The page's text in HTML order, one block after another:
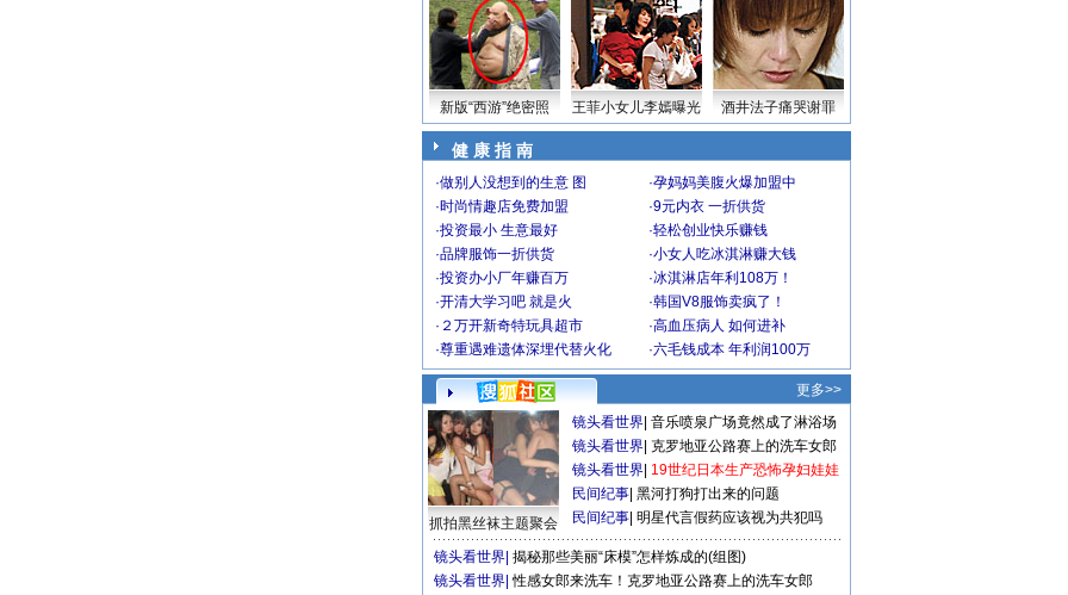
式
新版“西游”绝密照 王菲小女儿李嫣曝光 酒井法子痛哭谢罪
健 康 指 南
·做别人没想到的生意 图 ·孕妈妈美腹火爆加盟中
·时尚情趣店免费加盟 ·9元内衣 一折供货
·投资最小 生意最好 ·轻松创业快乐赚钱
·品牌服饰一折供货 ·小女人吃冰淇淋赚大钱
·投资办小厂年赚百万 ·冰淇淋店年利108万！
·开清大学习吧 就是火 ·韩国V8服饰卖疯了！
· ２万开新奇特玩具超市 ·高血压病人 如何进补
·尊重遇难遗体深埋代替火化 ·六毛钱成本 年利润100万
更多>>
抓拍黑丝袜主题聚会
镜头看世界 音乐喷泉广场竟然成了淋浴场
镜头看世界 克罗地亚公路赛上的洗车女郎
镜头看世界 19世纪日本生产恐怖孕妇娃娃
民间纪事 黑河打狗打出来的问题
民间纪事 明星代言假药应该视为共犯吗
镜头看世界 揭秘那些美丽“床模”怎样炼成的(组图)
镜头看世界 性感女郎来洗车！克罗地亚公路赛上的洗车女郎